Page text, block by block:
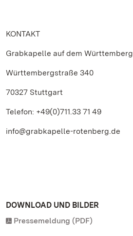
KONTAKT
Grabkapelle auf dem Württemberg
Württembergstraße 340
70327 Stuttgart
Telefon: +49(0)711.33 71 49
info@grabkapelle-rotenberg.de
DOWNLOAD UND BILDER
Pressemeldung (PDF)